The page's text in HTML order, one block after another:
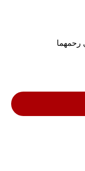
رحمهما